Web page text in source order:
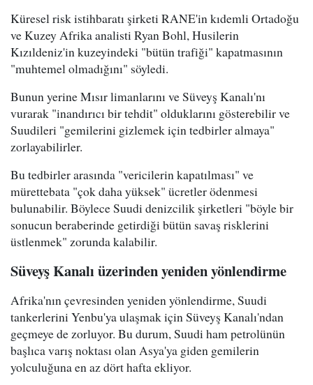
Küresel risk istihbaratı şirketi RANE'in kıdemli Ortadoğu
ve Kuzey Afrika analisti Ryan Bohl, Husilerin
Kızıldeniz'in kuzeyindeki "bütün trafiği" kapatmasının
"muhtemel olmadığını" söyledi.
Bunun yerine Mısır limanlarını ve Süveyş Kanalı'nı
vurarak "inandırıcı bir tehdit" olduklarını gösterebilir ve
Suudileri "gemilerini gizlemek için tedbirler almaya"
zorlayabilirler.
Bu tedbirler arasında "vericilerin kapatılması" ve
mürettebata "çok daha yüksek" ücretler ödenmesi
bulunabilir. Böylece Suudi denizcilik şirketleri "böyle bir
sonucun beraberinde getirdiği bütün savaş risklerini
üstlenmek" zorunda kalabilir.
Süveyş Kanalı üzerinden yeniden yönlendirme
Afrika'nın çevresinden yeniden yönlendirme, Suudi
tankerlerini Yenbu'ya ulaşmak için Süveyş Kanalı'ndan
geçmeye de zorluyor. Bu durum, Suudi ham petrolünün
başlıca varış noktası olan Asya'ya giden gemilerin
yolculuğuna en az dört hafta ekliyor.